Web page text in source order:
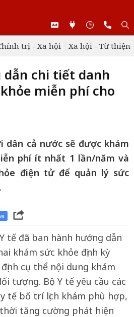
trị - Xã hội Xã hội - Từ thiện
dẫn chi tiết danh
miễn phí cho
dân cả nước sẽ được khám
phí ít nhất 1 lần/năm và
điện tử để quản lý sức
tế đã ban hành hướng dẫn
khám sức khỏe định kỳ
cụ thể nội dung khám
tượng. Bộ Y tế yêu cầu các
tế bố trí lịch khám phù hợp,
tăng cường phát hiện